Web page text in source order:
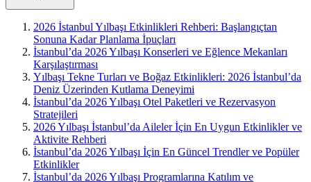
2026 İstanbul Yılbaşı Etkinlikleri Rehberi: Başlangıçtan
Sonuna Kadar Planlama İpuçları
İstanbul’da 2026 Yılbaşı Konserleri ve Eğlence Mekanları
Karşılaştırması
Yılbaşı Tekne Turları ve Boğaz Etkinlikleri: 2026 İstanbul’da
Deniz Üzerinden Kutlama Deneyimi
İstanbul’da 2026 Yılbaşı Otel Paketleri ve Rezervasyon
Stratejileri
2026 Yılbaşı İstanbul’da Aileler İçin En Uygun Etkinlikler ve
Aktivite Rehberi
İstanbul’da 2026 Yılbaşı İçin En Güncel Trendler ve Popüler
Etkinlikler
İstanbul’da 2026 Yılbaşı Programlarına Katılım ve